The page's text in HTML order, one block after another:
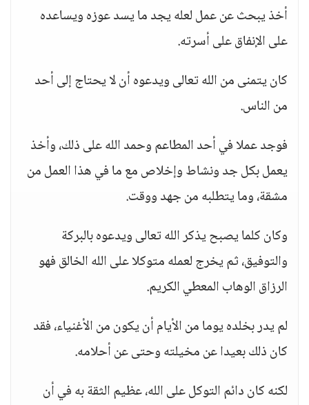
أخذ يبحث عن عمل لعله يجد ما يسد عوزه ويساعده
على الإنفاق على أسرته.
كان يتمنى من الله تعالى ويدعوه أن لا يحتاج إلى أحد
من الناس.
فوجد عملا في أحد المطاعم وحمد الله على ذلك، وأخذ
يعمل بكل جد ونشاط وإخلاص مع ما في هذا العمل من
مشقة، وما يتطلبه من جهد ووقت.
وكان كلما يصبح يذكر الله تعالى ويدعوه بالبركة
والتوفيق، ثم يخرج لعمله متوكلا على الله الخالق فهو
الرزاق الوهاب المعطي الكريم.
لم يدر بخلده يوما من الأيام أن يكون من الأغنياء، فقد
كان ذلك بعيدا عن مخيلته وحتى عن أحلامه.
لكنه كان دائم التوكل على الله، عظيم الثقة به في أن